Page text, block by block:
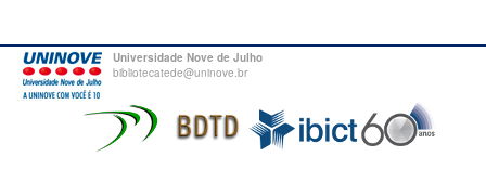
Universidade Nove de Julho
bibliotecatede@uninove.br